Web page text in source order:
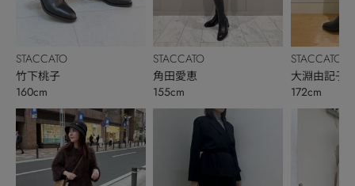
STACCATO
竹下桃子
160cm
STACCATO
角田愛恵
155cm
STACCATO
大淵由記子
172cm